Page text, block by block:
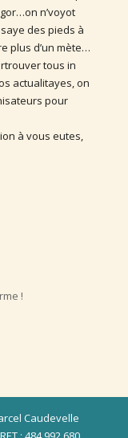
n’voyot
des pieds à
plus d’un mète…
tous in
actualitayes, on
pour
à vous eutes,
!
Caudevelle